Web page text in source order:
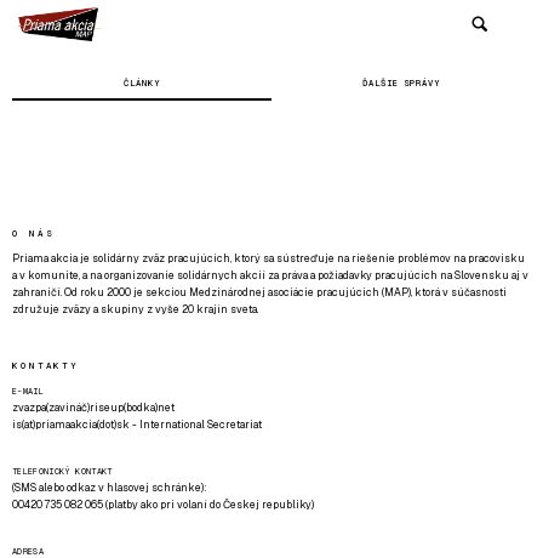
ČLÁNKY ĎALŠIE SPRÁVY
O NÁS
Priama akcia je solidárny zväz pracujúcich, ktorý sa sústreďuje na riešenie problémov na pracovisku
a v komunite, a na organizovanie solidárnych akcií za práva a požiadavky pracujúcich na Slovensku aj v
zahraničí. Od roku 2000 je sekciou Medzinárodnej asociácie pracujúcich (MAP), ktorá v súčasnosti
združuje zväzy a skupiny z vyše 20 krajín sveta.
KONTAKTY
E-MAIL
zvazpa(zavináč)riseup(bodka)net
is(at)priamaakcia(dot)sk - International Secretariat
TELEFONICKÝ KONTAKT
(SMS alebo odkaz v hlasovej schránke):
00420 735 082 065 (platby ako pri volaní do Českej republiky)
ADRESA